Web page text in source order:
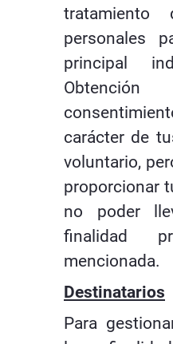
personales
principal
carácter de
voluntario,
proporcionar
no poder
finalidad
mencionada.
Destinatarios
Para